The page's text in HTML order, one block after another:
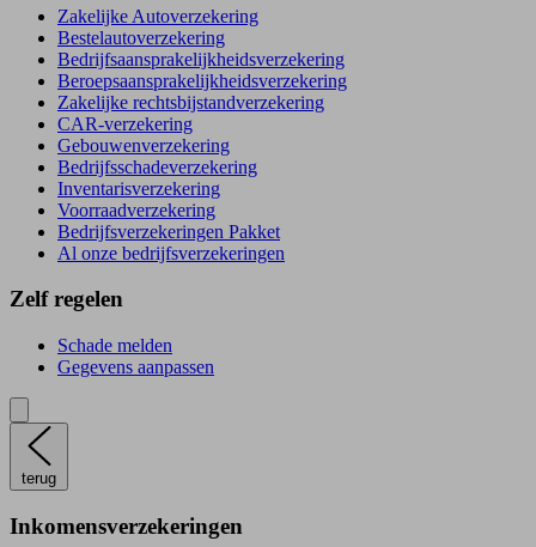
Zakelijke Autoverzekering
Bestelautoverzekering
Bedrijfsaansprakelijkheidsverzekering
Beroepsaansprakelijkheidsverzekering
Zakelijke rechtsbijstandverzekering
CAR-verzekering
Gebouwenverzekering
Bedrijfsschadeverzekering
Inventarisverzekering
Voorraadverzekering
Bedrijfsverzekeringen Pakket
Al onze bedrijfsverzekeringen
Zelf regelen
Schade melden
Gegevens aanpassen
terug
Inkomensverzekeringen